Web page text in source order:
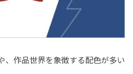
、作品世界を象徴する配色が多い